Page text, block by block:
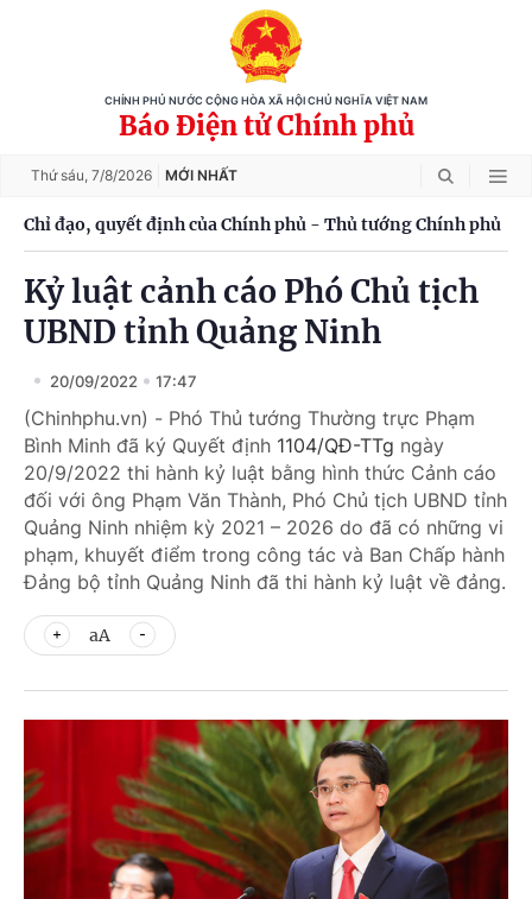
CHÍNH PHỦ NƯỚC CỘNG HÒA XÃ HỘI CHỦ NGHĨA VIỆT NAM
Báo Điện tử Chính phủ
Thứ sáu, 7/8/2026 MỚI NHẤT
Chỉ đạo, quyết định của Chính phủ - Thủ tướng Chính phủ
Kỷ luật cảnh cáo Phó Chủ tịch
UBND tỉnh Quảng Ninh
20/09/2022 17:47
(Chinhphu.vn) - Phó Thủ tướng Thường trực Phạm
Bình Minh đã ký Quyết định 1104/QĐ-TTg ngày
20/9/2022 thi hành kỷ luật bằng hình thức Cảnh cáo
đối với ông Phạm Văn Thành, Phó Chủ tịch UBND tỉnh
Quảng Ninh nhiệm kỳ 2021 – 2026 do đã có những vi
phạm, khuyết điểm trong công tác và Ban Chấp hành
Đảng bộ tỉnh Quảng Ninh đã thi hành kỷ luật về đảng.
aA